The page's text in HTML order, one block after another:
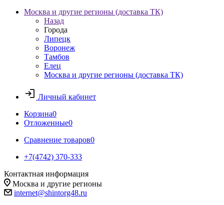
Москва и другие регионы (доставка ТК)
Назад
Города
Липецк
Воронеж
Тамбов
Елец
Москва и другие регионы (доставка ТК)
Личный кабинет
Корзина0
Отложенные0
Сравнение товаров0
+7(4742) 370-333
Контактная информация
Москва и другие регионы
internet@shintorg48.ru